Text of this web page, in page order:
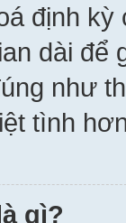
định
dài
như
tình
gì?